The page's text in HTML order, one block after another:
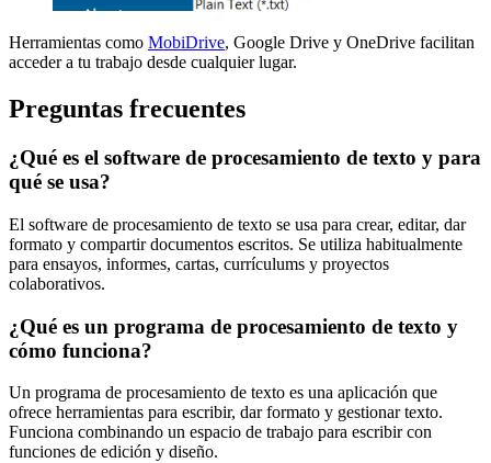
Herramientas como MobiDrive, Google Drive y OneDrive facilitan
acceder a tu trabajo desde cualquier lugar.
Preguntas frecuentes
¿Qué es el software de procesamiento de texto y para
qué se usa?
El software de procesamiento de texto se usa para crear, editar, dar
formato y compartir documentos escritos. Se utiliza habitualmente
para ensayos, informes, cartas, currículums y proyectos
colaborativos.
¿Qué es un programa de procesamiento de texto y
cómo funciona?
Un programa de procesamiento de texto es una aplicación que
ofrece herramientas para escribir, dar formato y gestionar texto.
Funciona combinando un espacio de trabajo para escribir con
funciones de edición y diseño.